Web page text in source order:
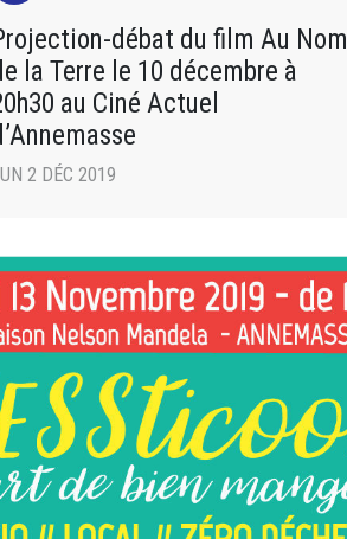
débat du film Au Nom
la Terre le 10 décembre à
au Ciné Actuel
2 DÉC 2019